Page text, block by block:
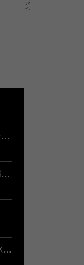
Im Kopf von Sherlock Holmes: Der Albtraum von Loch Leathan - Buch 1
West Fantasy - 4. Die Orkfrau, der Bankier & die Auftragsmörderin
Ich bin ihr Schweigen - Ein Barcelona-Krimi (1)